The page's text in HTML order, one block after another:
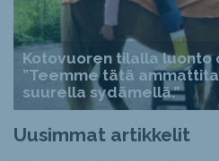
Kotovuoren tilalla luonto
”Teemme tätä
suurella sydämellä.”
Uusimmat artikkelit